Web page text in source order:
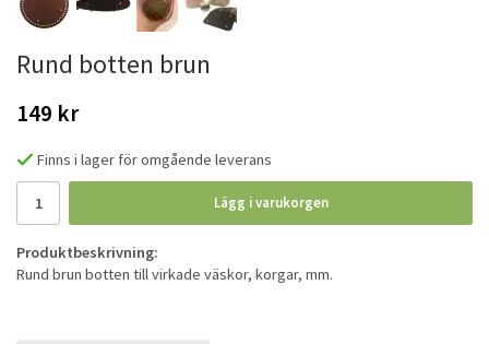
Rund botten brun
149 kr
Finns i lager för omgående leverans
Lägg i varukorgen
Produktbeskrivning:
Rund brun botten till virkade väskor, korgar, mm.